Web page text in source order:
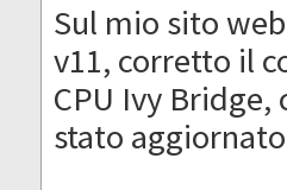
Sul mio sito
v11, corretto il
CPU Ivy Bridge,
stato